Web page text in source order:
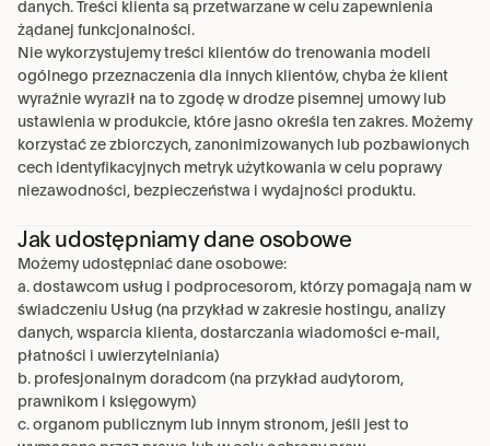
danych. Treści klienta są przetwarzane w celu zapewnienia
żądanej funkcjonalności.
Nie wykorzystujemy treści klientów do trenowania modeli
ogólnego przeznaczenia dla innych klientów, chyba że klient
wyraźnie wyraził na to zgodę w drodze pisemnej umowy lub
ustawienia w produkcie, które jasno określa ten zakres. Możemy
korzystać ze zbiorczych, zanonimizowanych lub pozbawionych
cech identyfikacyjnych metryk użytkowania w celu poprawy
niezawodności, bezpieczeństwa i wydajności produktu.
Jak udostępniamy dane osobowe
Możemy udostępniać dane osobowe:
a. dostawcom usług i podprocesorom, którzy pomagają nam w
świadczeniu Usług (na przykład w zakresie hostingu, analizy
danych, wsparcia klienta, dostarczania wiadomości e-mail,
płatności i uwierzytelniania)
b. profesjonalnym doradcom (na przykład audytorom,
prawnikom i księgowym)
c. organom publicznym lub innym stronom, jeśli jest to